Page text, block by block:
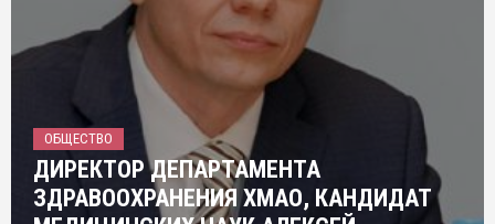
ОБЩЕСТВО
ДИРЕКТОР ДЕПАРТАМЕНТА
ЗДРАВООХРАНЕНИЯ ХМАО, КАНДИДАТ